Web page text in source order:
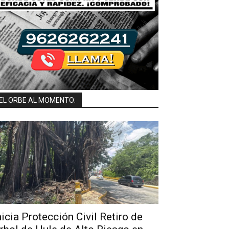
ORBE AL MOMENTO:
Protección Civil Retiro de